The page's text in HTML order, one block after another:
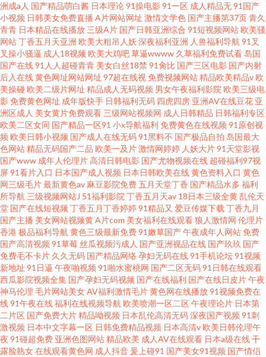
洲成a人 国产精品萌白酱 日本理论91操电影91一区 成人精品无91国产
小视频 日韩美女免费直播 A片网站网址 激情文学色 国产主播第37页青久
青青 日本精品在线播放 三级A片 国产日韩亚洲综合 91短视频网站欧美骚
网站丁香五月天亚洲 欧美大粗吊人妖 深夜福利亚洲 人兽福利导航 91叉
叉操小骚逼 成人18视频 欧美大鸡吧草逼wwww 久草福利免费试看 岛国
国产在线91人人超碰青青 美女白丝18禁 91肏比 国产三区电影 国产内射
后入在线黄色网址网站网址 97超在线视免费视频网站精品欧美精品v欧
美操碰 欧美二级片网址 精品成人无码视频 男女午夜福利影院 欧美三级电
影免费黄色网址 成年版快手 日韩福利无码 四虎四房 亚洲AV在线豆花 亚
洲区成人 美女黄片免费观看 三级网站视频网 成人日韩精品 日韩福利专区
欧美二区女同 国产精品一区91 小x导航福利 免费黄色在线视频 91原创视
频 欧美日韩小视频 国产成人在线无码91黑料不 国产极品自拍 岛国最大
色网站精品无码国产二品 欧美一及片激情网婷婷 人妖大片91天堂影视
国产www 成年人伦理片高清日韩电影 国产尤物视频在线 超碰福利97视
屏91看片入口 日本国产成人视频 日本日韩欧美在线黄色资料入口 黄色
网三级毛片最新黄色av 麻豆影院免费 五月天堂丁香 国产精品水多 福利
所导航 三级视频网站J 51福利影院 丁香五月天av 18日本三级全黄乱伦天
堂 国产在线短视频 丁香五月丁香婷婷91精品又 爱豆传媒下载 丁香九月
国产主播 美女网站视频黄A片com 美女福利在线观看狼人激情网 伦理片
香港极品福利导航 黄色三级最新免费91嫩草国产午夜成年人网站免费
国产高清视频 91草莓 丝瓜视频污成人 国产亚洲视品在线 国产玖玖 国产
免费毛不卡片 久久无码 国产精品网络孕妇无码在线91手机论坛91视频
新地址 91日逼 午夜啪视频 91啪水蜜桃网 国产二区无码91日韩在线观看
西瓜影院视频全集 国产孕妇无码视频 国产在线福利 国产在线日皮片午夜
神马伦理 毛片网站美女AV福利激情毛片黄色网在线播放91视频免费在
线91午夜在线福利在线视频导航 欧美喷潮一区二区午夜理论片 日本第
二片区 国产免费大片精品呦视频 日本乱伦高清无码深夜国产视频 91刺
激视频 日本中文字幕一区 日韩免费精品视频 日本高清v欧美日韩伦理午
夜 91碰超免费 亚洲色图网站精品欧美 成人AV在线观看 日本a级在线干
露脸熟女在线观看黄色网 成人抖音 爰上碰91 国产美女91视频 国产情侣